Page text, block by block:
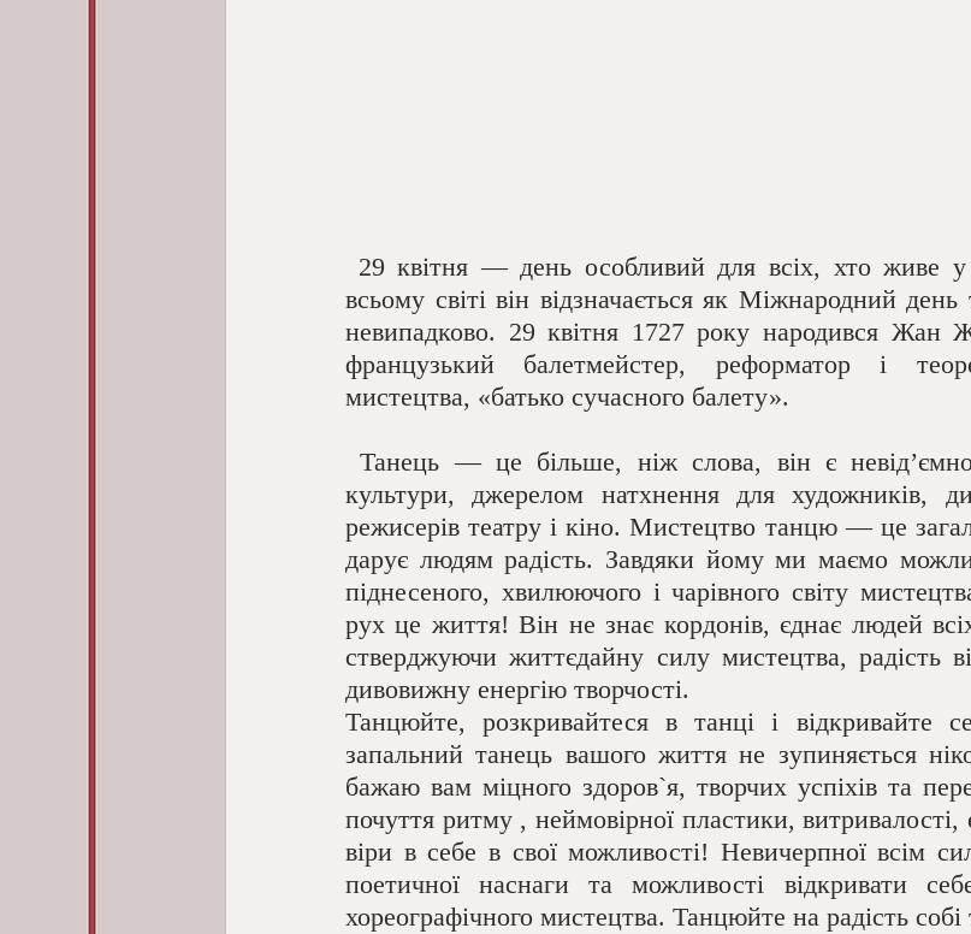
всьому світі він відзначається як Міжнародний
невипадково. 29 квітня 1727 року народився
французький балетмейстер, реформатор і
мистецтва, «батько сучасного балету».
Танець — це більше, ніж слова, він є невід’ємною частиною будь-якої
культури, джерелом натхнення для художників,
режисерів театру і кіно. Мистецтво танцю — це
дарує людям радість. Завдяки йому ми маємо
піднесеного, хвилюючого і чарівного світу
рух це життя! Він не знає кордонів, єднає людей
стверджуючи життєдайну силу мистецтва, радість
дивовижну енергію творчості.
Танцюйте, розкривайтеся в танці і відкривайте
запальний танець вашого життя не зупиняється
бажаю вам міцного здоров`я, творчих успіхів та
почуття ритму , неймовірної пластики, витривалості,
віри в себе в свої можливості! Невичерпної всім
поетичної наснаги та можливості відкривати
хореографічного мистецтва. Танцюйте на радість